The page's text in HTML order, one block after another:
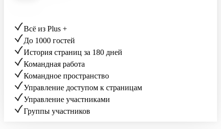
Всё из Plus +
До 1000 гостей
История страниц за 180 дней
Командная работа
Командное пространство
Управление доступом к страницам
Управление участниками
Группы участников